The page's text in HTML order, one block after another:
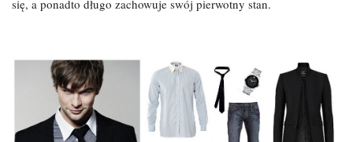
się, a ponadto długo zachowuje swój pierwotny stan.